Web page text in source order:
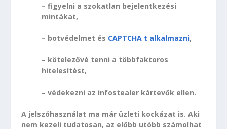
– figyelni a szokatlan bejelentkezési
mintákat,
– botvédelmet és CAPTCHA t alkalmazni,
– kötelezővé tenni a többfaktoros
hitelesítést,
– védekezni az infostealer kártevők ellen.
A jelszóhasználat ma már üzleti kockázat is. Aki
nem kezeli tudatosan, az előbb utóbb számolhat